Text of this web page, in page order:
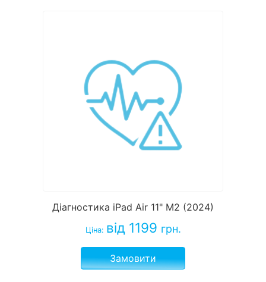
Діагностика iPad Air 11" M2 (2024)
Ціна: від 1199 грн.
Замовити